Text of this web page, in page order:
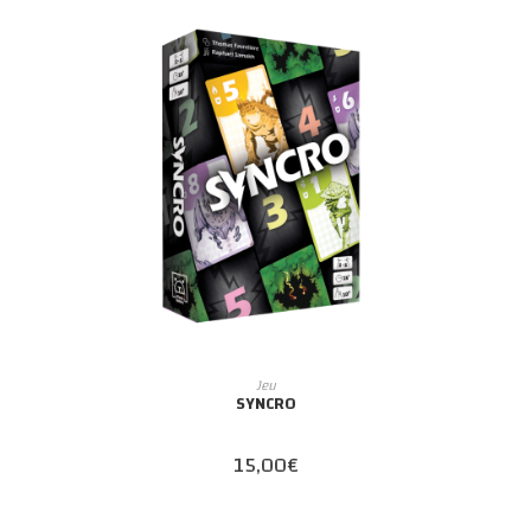
AJOUTER AU PANIER
Jeu
SYNCRO
15,00€